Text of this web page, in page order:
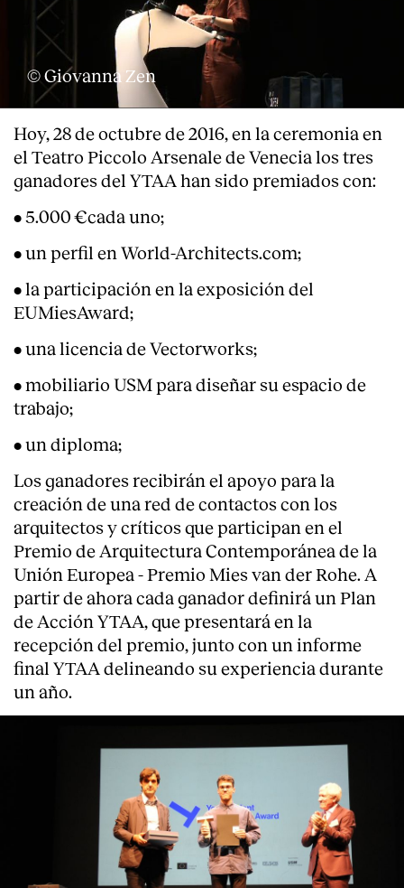
Servicios
© Giovanna Zen
Hoy, 28 de octubre de 2016, en la ceremonia en
el Teatro Piccolo Arsenale de Venecia los tres
ganadores del YTAA han sido premiados con:
• 5.000 €cada uno;
• un perfil en World-Architects.com;
• la participación en la exposición del
EUMiesAward;
• una licencia de Vectorworks;
• mobiliario USM para diseñar su espacio de
trabajo;
• un diploma;
Los ganadores recibirán el apoyo para la
creación de una red de contactos con los
arquitectos y críticos que participan en el
Premio de Arquitectura Contemporánea de la
Unión Europea - Premio Mies van der Rohe. A
partir de ahora cada ganador definirá un Plan
de Acción YTAA, que presentará en la
recepción del premio, junto con un informe
final YTAA delineando su experiencia durante
un año.